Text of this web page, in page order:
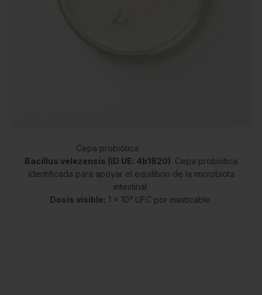
Bacillus velezensis (ID UE: 4b1820). Cepa probiótica
identificada para apoyar el equilibrio de la microbiota
intestinal.
Dosis visible: 1 × 10⁹ UFC por masticable.